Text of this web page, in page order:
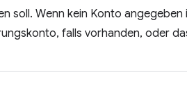
soll. Wenn kein Konto angegeben
falls vorhanden, oder